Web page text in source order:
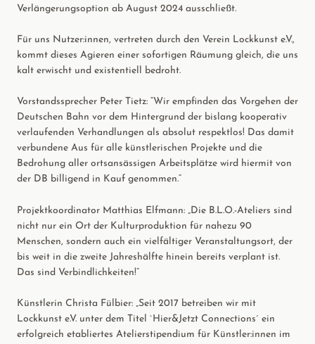
Verlängerungsoption ab August 2024 ausschließt.
Für uns Nutzer:innen, vertreten durch den Verein Lockkunst e.V.,
kommt dieses Agieren einer sofortigen Räumung gleich, die uns
kalt erwischt und existentiell bedroht.
Vorstandssprecher Peter Tietz: “Wir empfinden das Vorgehen der
Deutschen Bahn vor dem Hintergrund der bislang kooperativ
verlaufenden Verhandlungen als absolut respektlos! Das damit
verbundene Aus für alle künstlerischen Projekte und die
Bedrohung aller ortsansässigen Arbeitsplätze wird hiermit von
der DB billigend in Kauf genommen.“
Projektkoordinator Matthias Elfmann: „Die B.L.O.-Ateliers sind
nicht nur ein Ort der Kulturproduktion für nahezu 90
Menschen, sondern auch ein vielfältiger Veranstaltungsort, der
bis weit in die zweite Jahreshälfte hinein bereits verplant ist.
Das sind Verbindlichkeiten!“
Künstlerin Christa Fülbier: „Seit 2017 betreiben wir mit
Lockkunst e.V. unter dem Titel `Hier&Jetzt Connections´ ein
erfolgreich etabliertes Atelierstipendium für Künstler:innen im